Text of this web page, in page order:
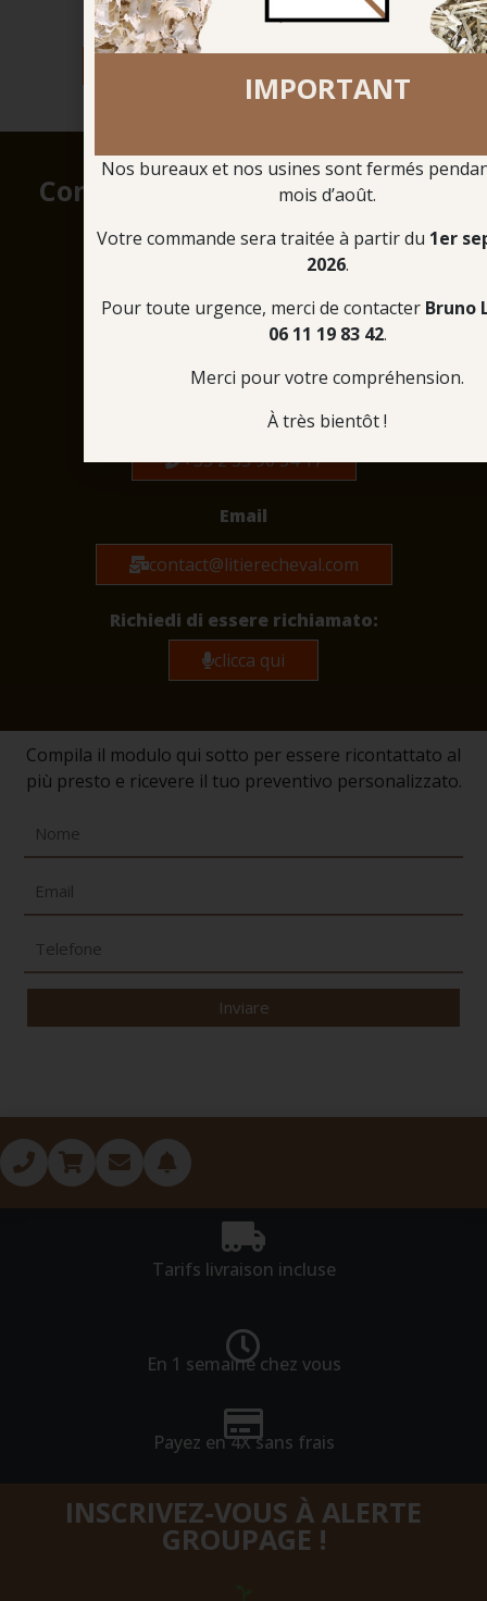
Consegna di LINABOX in Italia
produttore!
Telefone
+33 2 35 90 54 17
Email
contact@litierecheval.com
Richiedi di essere richiamato:
clicca qui
Compila il modulo qui sotto per essere ricontattato al
più presto e ricevere il tuo preventivo personalizzato.
Inviare
Tarifs livraison incluse
En 1 semaine chez vous
Payez en 4X sans frais
INSCRIVEZ-VOUS À ALERTE
GROUPAGE !
IMPORTANT
Nos bureaux et nos usines sont fermés
mois d’août.
Votre commande sera traitée à partir du 1er
2026.
Pour toute urgence, merci de contacter Bruno
06 11 19 83 42.
Merci pour votre compréhension.
À très bientôt !